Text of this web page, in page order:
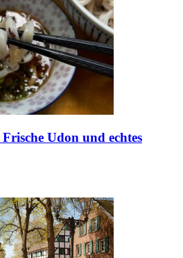
Frische Udon und echtes